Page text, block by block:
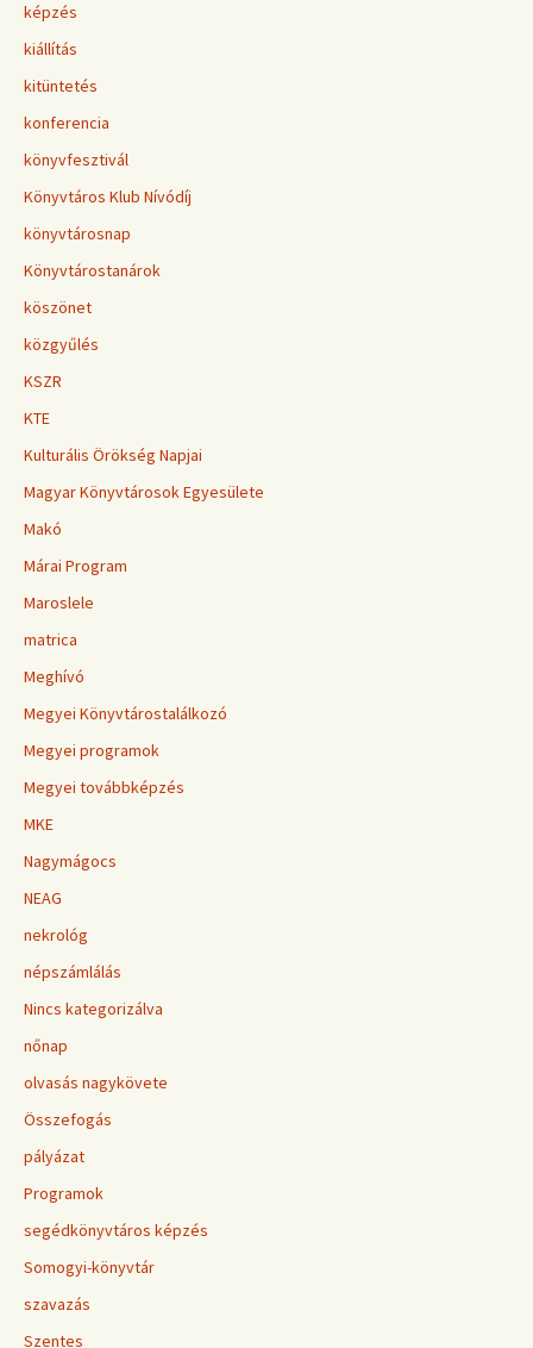
képzés
kiállítás
kitüntetés
konferencia
könyvfesztivál
Könyvtáros Klub Nívódíj
könyvtárosnap
Könyvtárostanárok
köszönet
közgyűlés
KSZR
KTE
Kulturális Örökség Napjai
Magyar Könyvtárosok Egyesülete
Makó
Márai Program
Maroslele
matrica
Meghívó
Megyei Könyvtárostalálkozó
Megyei programok
Megyei továbbképzés
MKE
Nagymágocs
NEAG
nekrológ
népszámlálás
Nincs kategorizálva
nőnap
olvasás nagykövete
Összefogás
pályázat
Programok
segédkönyvtáros képzés
Somogyi-könyvtár
szavazás
Szentes